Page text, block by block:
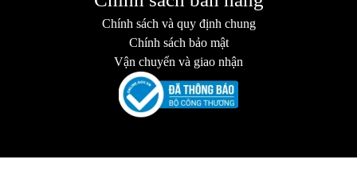
Chính sách và quy định chung
Chính sách bảo mật
Vận chuyển và giao nhận